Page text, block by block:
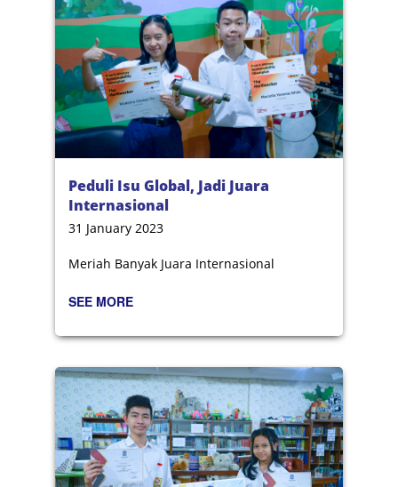
Peduli Isu Global, Jadi Juara
Internasional
31 January 2023
Meriah Banyak Juara Internasional
SEE MORE